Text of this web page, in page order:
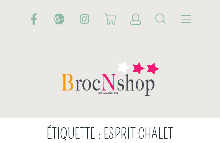
ÉTIQUETTE : ESPRIT CHALET